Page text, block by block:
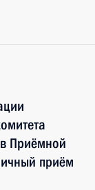
Приёмной
приём